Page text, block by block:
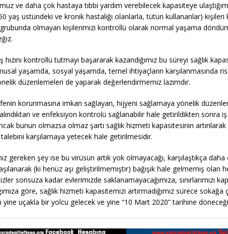
ve daha çok hastaya tıbbi yardım verebilecek kapasiteye
yaş üstündeki ve kronik hastalığı olanlarla, tütün kullananlar)
olmayan kişilerimizi kontrollü olarak normal yaşama
hızını kontrollü tutmayı başararak kazandığımız bu süreyi sağlık
yaşamda, sosyal yaşamda, temel ihtiyaçların karşılanmasında
düzenlemeleri de yaparak değerlendirmemiz lazımdır.
korunmasına imkan sağlayan, hijyeni sağlamaya yönelik
ve enfeksiyon kontrolü sağlanabilir hale getirildikten sonra
bunun olmazsa olmaz şartı sağlık hizmeti kapasitesinin
karşılamaya yetecek hale getirilmesidir.
gereken şey ise bu virüsün artık yok olmayacağı, karşılaştıkça daha
(ki henüz aşı geliştirilmemiştir) bağışık hale gelmemiş olan
sonsuza kadar evlerimizde saklanamayacağımıza, sınırlarımızı
göre, sağlık hizmeti kapasitemizi artırmadığımız sürece sokağa
yine uçakla bir yolcu gelecek ve yine “10 Mart 2020” tarihine